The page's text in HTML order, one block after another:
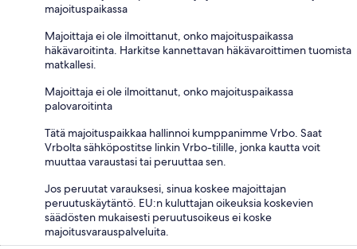
majoituspaikassa
Majoittaja ei ole ilmoittanut, onko majoituspaikassa
häkävaroitinta. Harkitse kannettavan häkävaroittimen tuomista
matkallesi.
Majoittaja ei ole ilmoittanut, onko majoituspaikassa
palovaroitinta
Tätä majoituspaikkaa hallinnoi kumppanimme Vrbo. Saat
Vrbolta sähköpostitse linkin Vrbo-tilille, jonka kautta voit
muuttaa varaustasi tai peruuttaa sen.
Jos peruutat varauksesi, sinua koskee majoittajan
peruutuskäytäntö. EU:n kuluttajan oikeuksia koskevien
säädösten mukaisesti peruutusoikeus ei koske
majoitusvarauspalveluita.